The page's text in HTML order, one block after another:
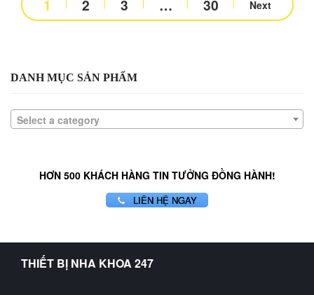
1 2 3 … 30 Next
DANH MỤC SẢN PHẨM
Select a category
HƠN 500 KHÁCH HÀNG TIN TƯỞNG ĐỒNG HÀNH!
LIÊN HỆ NGAY
THIẾT BỊ NHA KHOA 247